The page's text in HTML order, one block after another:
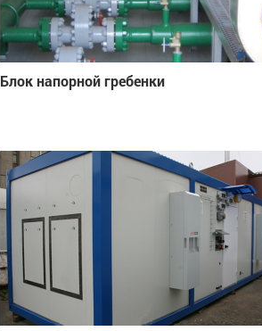
Блок напорной гребенки